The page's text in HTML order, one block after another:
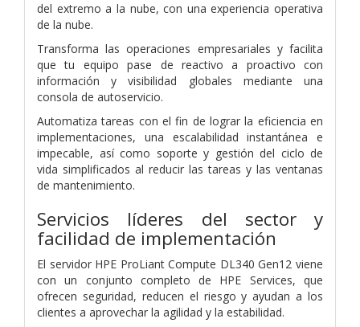
del extremo a la nube, con una experiencia operativa
de la nube.
Transforma las operaciones empresariales y facilita
que tu equipo pase de reactivo a proactivo con
información y visibilidad globales mediante una
consola de autoservicio.
Automatiza tareas con el fin de lograr la eficiencia en
implementaciones, una escalabilidad instantánea e
impecable, así como soporte y gestión del ciclo de
vida simplificados al reducir las tareas y las ventanas
de mantenimiento.
Servicios líderes del sector y
facilidad de implementación
El servidor HPE ProLiant Compute DL340 Gen12 viene
con un conjunto completo de HPE Services, que
ofrecen seguridad, reducen el riesgo y ayudan a los
clientes a aprovechar la agilidad y la estabilidad.